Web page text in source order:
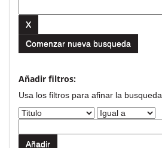
Comenzar nueva busqueda
Añadir filtros:
Usa los filtros para afinar la busqueda.